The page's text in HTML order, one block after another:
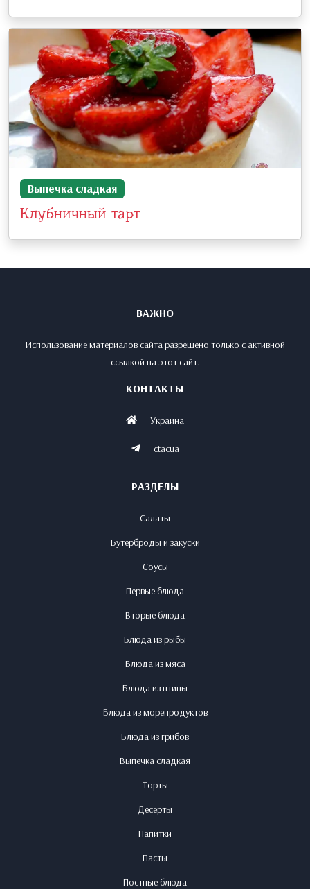
Выпечка сладкая
Клубничный тарт
ВАЖНО
Использование материалов сайта разрешено только с активной
ссылкой на этот сайт.
КОНТАКТЫ
Украина
ctacua
РАЗДЕЛЫ
Салаты
Бутерброды и закуски
Соусы
Первые блюда
Вторые блюда
Блюда из рыбы
Блюда из мяса
Блюда из птицы
Блюда из морепродуктов
Блюда из грибов
Выпечка сладкая
Торты
Десерты
Напитки
Пасты
Постные блюда